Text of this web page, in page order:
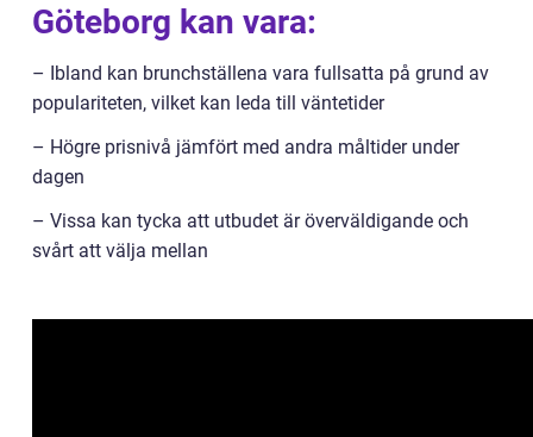
Göteborg kan vara:
– Ibland kan brunchställena vara fullsatta på grund av
populariteten, vilket kan leda till väntetider
– Högre prisnivå jämfört med andra måltider under
dagen
– Vissa kan tycka att utbudet är överväldigande och
svårt att välja mellan